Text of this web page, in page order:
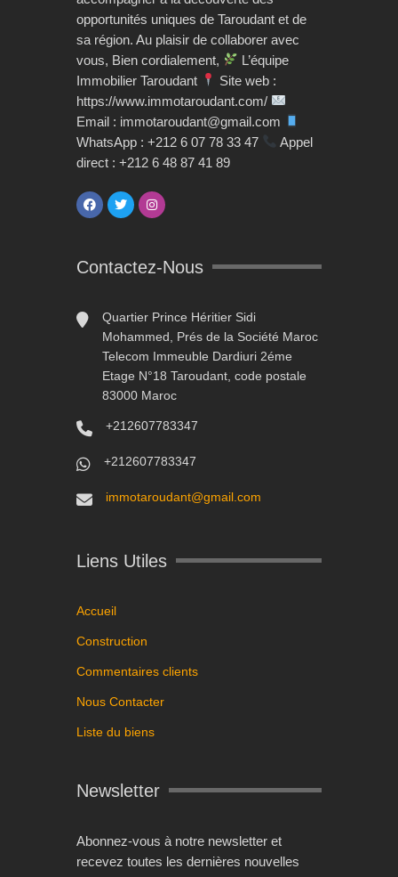
opportunités uniques de Taroudant et de
sa région. Au plaisir de collaborer avec
vous, Bien cordialement,
L’équipe
Immobilier Taroudant
Site web :
https://www.immotaroudant.com/
Email : immotaroudant@gmail.com
WhatsApp : +212 6 07 78 33 47
Appel
direct : +212 6 48 87 41 89
Contactez-Nous
Quartier Prince Héritier Sidi
Mohammed, Prés de la Société Maroc
Telecom Immeuble Dardiuri 2éme
Etage N°18 Taroudant, code postale
83000 Maroc
+212607783347
+212607783347
immotaroudant@gmail.com
Liens Utiles
Accueil
Construction
Commentaires clients
Nous Contacter
Liste du biens
Newsletter
Abonnez-vous à notre newsletter et
recevez toutes les dernières nouvelles